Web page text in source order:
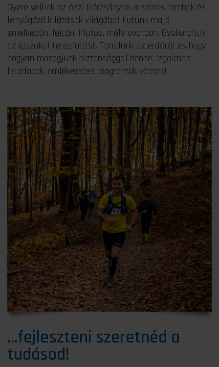
Gyere velünk az őszi Börzsönybe, a színes lombok és
lenyűgöző kilátások világába! Futunk majd
emelkedőn, lejtőn, illatos, mély avarban. Gyakoroljuk
az éjszakai terepfutást. Tanulunk az erdőről és hogy
hogyan mozogjunk biztonsággal benne. Izgalmas
feladatok, emlékezetes programok várnak!
...fejleszteni szeretnéd a
tudásod!